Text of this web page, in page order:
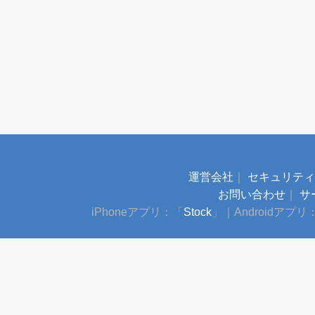
運営会社
セキュリティ
お問い合わせ
サ
iPhoneアプリ：「 Stock 」 Androidアプリ